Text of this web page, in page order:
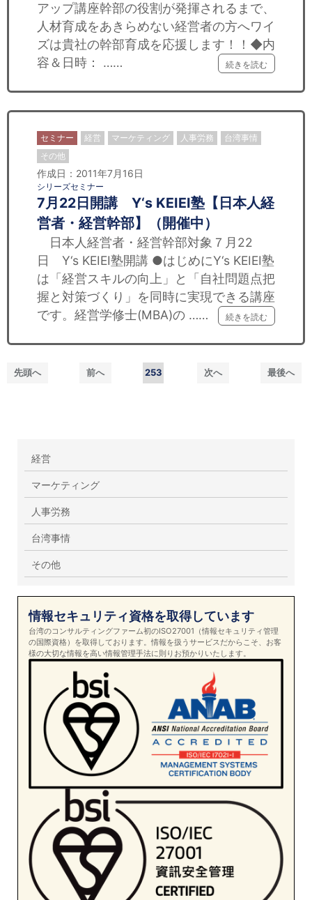
アップ講座幹部の役割が発揮されるまで、
人材育成をあきらめない経営者の方へワイ
ズは貴社の幹部育成を応援します！！◆内
容＆日時： ……
続きを読む
セミナー 経営 マーケティング 人事労務
台湾事情
その他
作成日：2011年7月16日
シリーズセミナー
7月22日開講 Y‘s KEIEI塾【日本人経
営者・経営幹部】（開催中）
日本人経営者・経営幹部対象７月22
日 Y‘s KEIEI塾開講 ●はじめにY‘s KEIEI塾
は「経営スキルの向上」と「自社問題点把
握と対策づくり」を同時に実現できる講座
です。経営学修士(MBA)の ……
続きを読む
先頭へ 前へ 253 次へ 最後へ
経営
マーケティング
人事労務
台湾事情
その他
情報セキュリティ資格を取得しています
台湾のコンサルティングファーム初のISO27001（情報セキュリティ管理
の国際資格）を取得しております。情報を扱うサービスだからこそ、お客
様の大切な情報を高い情報管理手法に則りお預かりいたします。